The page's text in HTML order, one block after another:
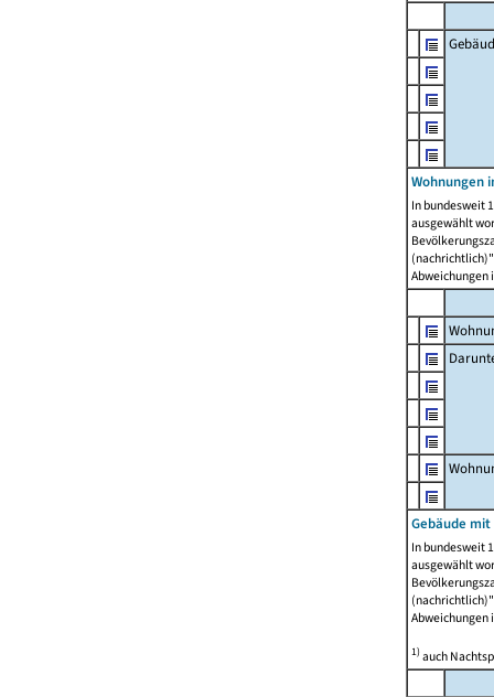
Wohnungen
In bundesweit
ausgewählt
Abweichungen
Gebäude
In bundesweit
ausgewählt
Abweichungen
1)auch